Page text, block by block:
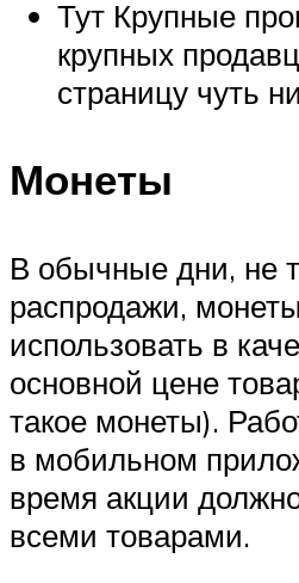
Тут Крупные
крупных
страницу чуть
Монеты
В обычные дни, не
распродажи,
использовать в
основной цене
такое монеты).
в мобильном
время акции
всеми товарами.